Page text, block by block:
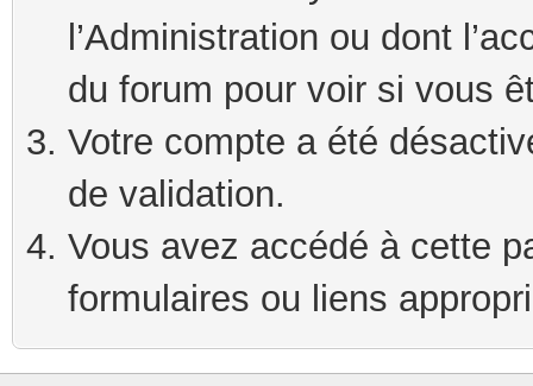
l’Administration ou dont
du forum pour voir si vous
Votre compte a été
de validation.
Vous avez accédé à cette
formulaires ou liens